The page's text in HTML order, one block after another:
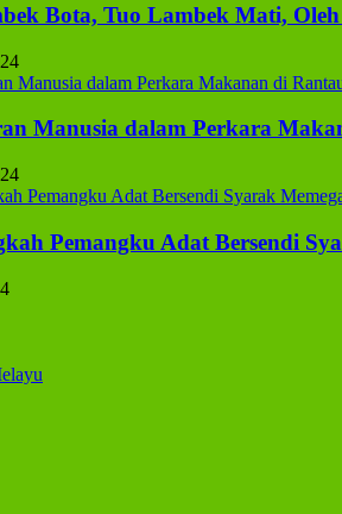
Bota, Tuo Lambek Mati,
Manusia dalam Perkara
Pemangku Adat Bersendi